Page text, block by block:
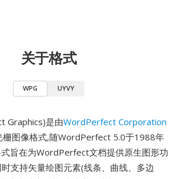
关于格式
WPG UYVY
Graphics)是由WordPerfect Corporation
栅图像格式,随WordPerfect 5.0于1988年
旨在为WordPerfect文档提供原生图形功
支持矢量绘图元素(线条、曲线、多边